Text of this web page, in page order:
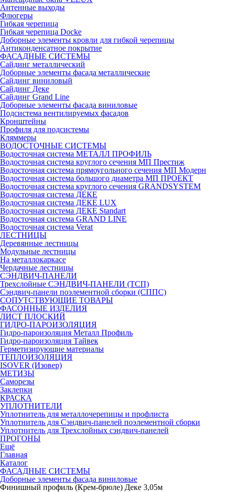
Антенные выходы
Флюгеры
Гибкая черепица
Гибкая черепица Docke
Доборные элементы кровли для гибкой черепицы
Антиконденсатное покрытие
ФАСАДНЫЕ СИСТЕМЫ
Сайдинг металлический
Доборные элементы фасада металлические
Сайдинг виниловый
Сайдинг Деке
Сайдинг Grand Line
Доборные элементы фасада виниловые
Подсистема вентилируемых фасадов
Кронштейны
Профиля для подсистемы
Кляммеры
ВОДОСТОЧНЫЕ СИСТЕМЫ
Водосточная система МЕТАЛЛ ПРОФИЛЬ
Водосточная система круглого сечения МП Престиж
Водосточная система прямоугольного сечения МП Модерн
Водосточная система большого диаметра МП ПРОЕКТ
Водосточная система круглого сечения GRANDSYSTEM
Водосточная система ДЕКЕ
Водосточная система ДЕКЕ LUX
Водосточная система ДЕКЕ Standart
Водосточная система GRAND LINE
Водосточная система Verat
ЛЕСТНИЦЫ
Деревянные лестницы
Модульные лестницы
На металлокаркасе
Чердачные лестницы
СЭНДВИЧ-ПАНЕЛИ
Трехслойные СЭНДВИЧ-ПАНЕЛИ (ТСП)
Сэндвич-панели поэлементной сборки (СППС)
СОПУТСТВУЮЩИЕ ТОВАРЫ
ФАСОННЫЕ ИЗДЕЛИЯ
ЛИСТ ПЛОСКИЙ
ГИДРО-ПАРОИЗОЛЯЦИЯ
Гидро-пароизоляция Металл Профиль
Гидро-пароизоляция Тайвек
Герметизирующие материалы
ТЕПЛОИЗОЛЯЦИЯ
ISOVER (Изовер)
МЕТИЗЫ
Саморезы
Заклепки
КРАСКА
УПЛОТНИТЕЛИ
Уплотнитель для металлочерепицы и профлиста
Уплотнитель для Сэндвич-панелей поэлементной сборки
Уплотнитель для Трехслойных сэндвич-панелей
ПРОГОНЫ
Ещё
Главная
Каталог
ФАСАДНЫЕ СИСТЕМЫ
Доборные элементы фасада виниловые
Финишный профиль (Крем-брюле) Деке 3,05м